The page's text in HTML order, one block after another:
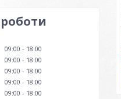
09:00
18:00
09:00
18:00
09:00
18:00
09:00
18:00
09:00
18:00